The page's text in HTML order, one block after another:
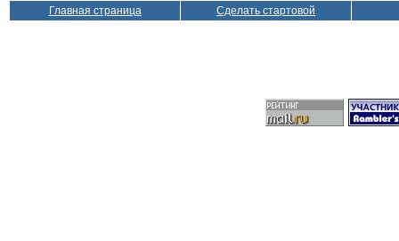
Главная страница Сделать стартовой